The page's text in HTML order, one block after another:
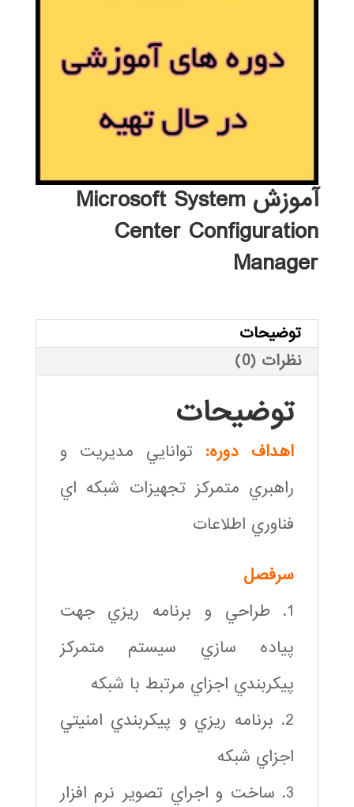
آموزش Microsoft System
Center Configuration
Manager
توضیحات
نظرات (0)
توضیحات
اهداف دوره: توانايي مديريت و
راهبري متمركز تجهيزات شبكه اي
فناوري اطلاعات
سرفصل
1. طراحي و برنامه ريزي جهت
پياده سازي سيستم متمركز
پيكربندي اجزاي مرتبط با شبكه
2. برنامه ريزي و پيكربندي امنيتي
اجزاي شبكه
3. ساخت و اجراي تصوير نرم افزار